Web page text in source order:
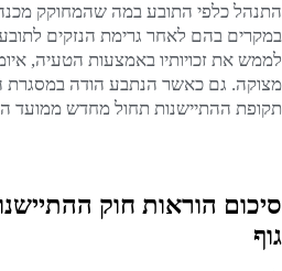
התנהל כלפי התובע במה שהמחוקק
במקרים בהם לאחר גרימת הנזקים
לממש את זכויותיו באמצעות הטעיה,
מצוקה. גם כאשר הנתבע הודה במסגרת
תקופת ההתיישנות תחול מחדש ממועד
סיכום הוראות חוק
גוף